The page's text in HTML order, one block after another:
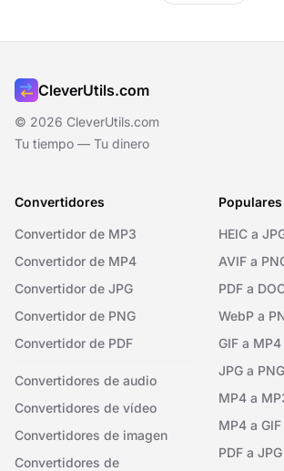
CleverUtils.com
© 2026 CleverUtils.com
Tu tiempo — Tu dinero
Convertidores
Convertidor de MP3
Convertidor de MP4
Convertidor de JPG
Convertidor de PNG
Convertidor de PDF
Convertidores de audio
Convertidores de vídeo
Convertidores de imagen
Convertidores de
Populares
HEIC a
AVIF a
PDF a
WebP a
GIF a MP4
JPG a PNG
MP4 a
MP4 a GIF
PDF a JPG